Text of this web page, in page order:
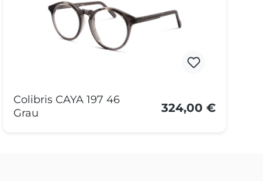
Colibris CAYA 197 46
Grau
324,00 €